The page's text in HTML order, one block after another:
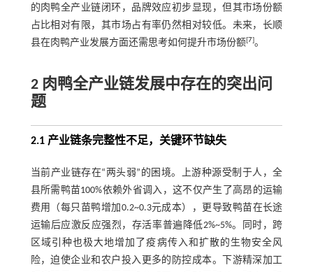
的肉鸭全产业链闭环，品牌效应初步显现，但其市场份额
占比相对有限，其市场占有率仍然相对较低。未来，长顺
县在肉鸭产业发展方面还需思考如何提升市场份额[7]。
2 肉鸭全产业链发展中存在的突出问
题
2.1 产业链条完整性不足，关键环节缺失
当前产业链存在“两头弱”的困境。上游种源受制于人，全
县所需鸭苗100%依赖外省调入，这不仅产生了高昂的运输
费用（每只苗鸭增加0.2~0.3元成本），更导致鸭苗在长途
运输后应激反应强烈，存活率普遍降低2%~5%。同时，跨
区域引种也极大地增加了疫病传入和扩散的生物安全风
险，迫使企业和农户投入更多的防控成本。下游精深加工